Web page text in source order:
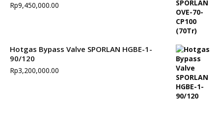
Rp9,450,000.00
Hotgas Bypass Valve SPORLAN HGBE-1-
90/120
Rp3,200,000.00